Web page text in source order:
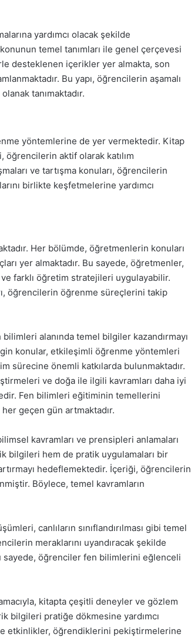
yardımcı olacak şekilde
temel tanımları ile genel çerçevesi
desteklenen içerikler yer almakta, son
Bu yapı, öğrencilerin aşamalı
tanımaktadır.
yöntemlerine de yer vermektedir. Kitap
aktif olarak katılım
ve tartışma konuları, öğrencilerin
birlikte keşfetmelerine yardımcı
Her bölümde, öğretmenlerin konuları
yer almaktadır. Bu sayede, öğretmenler,
farklı öğretim stratejileri uygulayabilir.
öğrencilerin öğrenme süreçlerini takip
alanında temel bilgiler kazandırmayı
konular, etkileşimli öğrenme yöntemleri
sürecine önemli katkılarda bulunmaktadır.
ve doğa ile ilgili kavramları daha iyi
Fen bilimleri eğitiminin temellerini
her geçen gün artmaktadır.
kavramları ve prensipleri anlamaları
bilgileri hem de pratik uygulamaları bir
hedeflemektedir. İçeriği, öğrencilerin
Böylece, temel kavramların
canlıların sınıflandırılması gibi temel
meraklarını uyandıracak şekilde
öğrenciler fen bilimlerini eğlenceli
kitapta çeşitli deneyler ve gözlem
bilgileri pratiğe dökmesine yardımcı
etkinlikler, öğrendiklerini pekiştirmelerine